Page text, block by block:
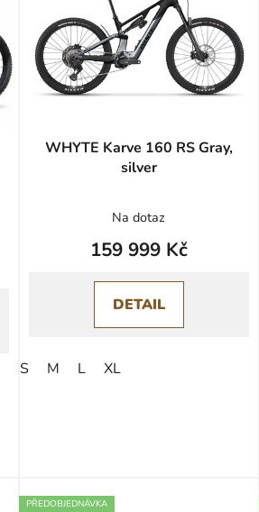
WHYTE Karve 160 RS Gray,
silver
Na dotaz
159 999 Kč
DETAIL
S M L XL
PŘEDOBJEDNÁVKA